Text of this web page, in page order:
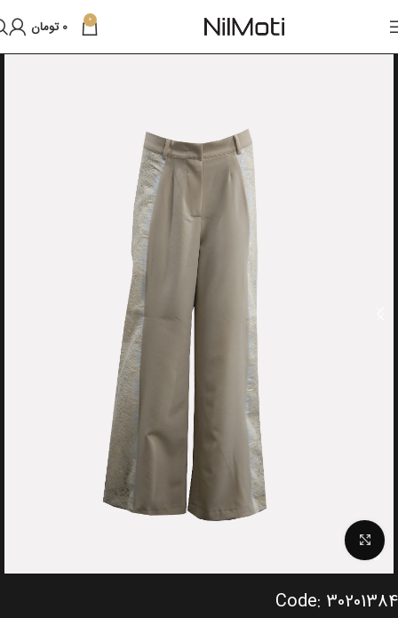
0
0 تومان
Click to enlarge
Code: 30201384